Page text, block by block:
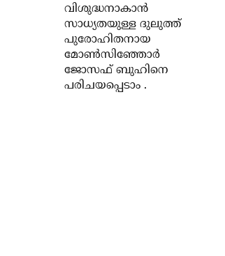
വിശുദ്ധനാകാൻ
സാധ്യതയുള്ള ദുലുത്ത്
പുരോഹിതനായ
മോൺസിഞ്ഞോർ
ജോസഫ് ബുഹിനെ
പരിചയപ്പെടാം .